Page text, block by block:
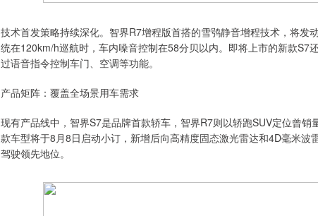
技术首发策略持续深化。智界R7增程版首搭的雪鸮静音增程技术，将发
统在120km/h巡航时，车内噪音控制在58分贝以内。即将上市的新款S7
过语音指令控制车门、空调等功能。
产品矩阵：覆盖全场景用车需求
现有产品线中，智界S7是品牌首款轿车，智界R7则以轿跑SUV定位曾
款车型将于8月8日启动小订，新增后向高精度固态激光雷达和4D毫米
驾驶领先地位。